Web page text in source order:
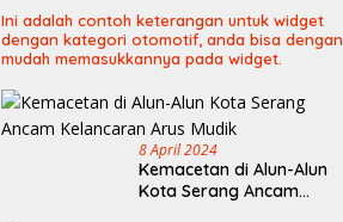
Ini adalah contoh keterangan untuk widget
dengan kategori otomotif, anda bisa dengan
mudah memasukkannya pada widget.
8 April 2024
Kemacetan di Alun-Alun
Kota Serang Ancam